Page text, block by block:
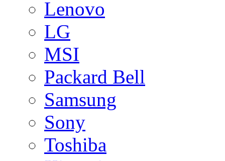
Lenovo
LG
MSI
Packard Bell
Samsung
Sony
Toshiba